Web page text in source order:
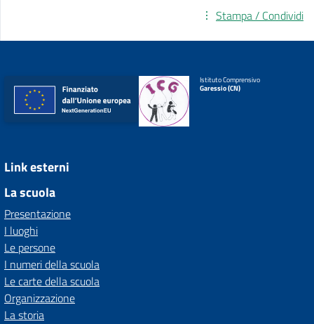
Stampa / Condividi
Istituto Comprensivo
Garessio (CN)
Link esterni
La scuola
Presentazione
I luoghi
Le persone
I numeri della scuola
Le carte della scuola
Organizzazione
La storia